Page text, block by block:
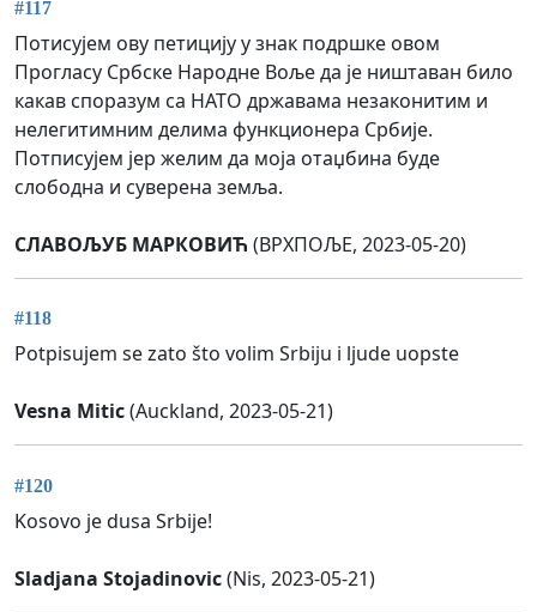
#117
Потисујем ову петицију у знак подршке овом
Прогласу Србске Народне Воље да је ништаван било
какав споразум са НАТО државама незаконитим и
нелегитимним делима функционера Србије.
Потписујем јер желим да моја отаџбина буде
слободна и суверена земља.
СЛАВОЉУБ МАРКОВИЋ (ВРХПОЉЕ, 2023-05-20)
#118
Potpisujem se zato što volim Srbiju i ljude uopste
Vesna Mitic(Auckland, 2023-05-21)
#120
Kosovo je dusa Srbije!
Sladjana Stojadinovic(Nis, 2023-05-21)